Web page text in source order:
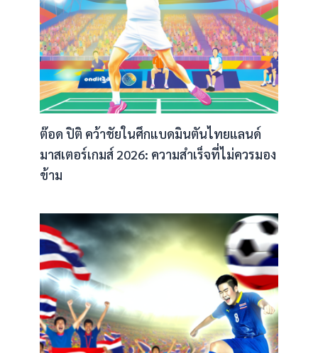
ต๊อด ปิติ คว้าชัยในศึกแบดมินตันไทยแลนด์
มาสเตอร์เกมส์ 2026: ความสำเร็จที่ไม่ควรมอง
ข้าม